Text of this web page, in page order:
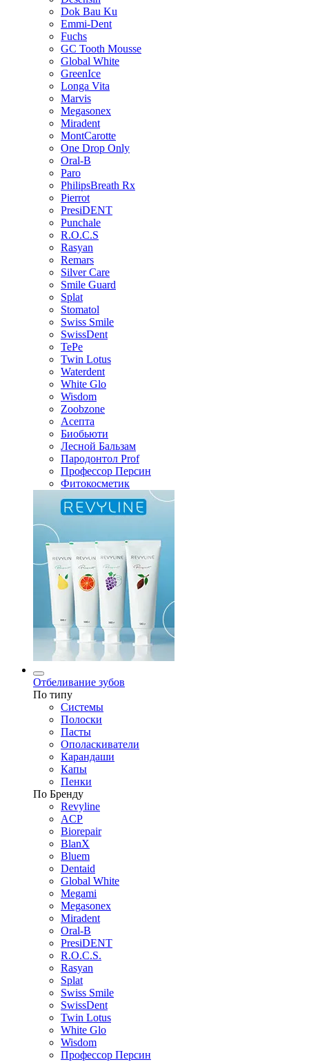
Dok Bau Ku
Emmi-Dent
Fuchs
GC Tooth Mousse
Global White
GreenIce
Longa Vita
Marvis
Megasonex
Miradent
MontCarotte
One Drop Only
Oral-B
Paro
PhilipsBreath Rx
Pierrot
PresiDENT
Punchale
R.O.C.S
Rasyan
Remars
Silver Care
Smile Guard
Splat
Stomatol
Swiss Smile
SwissDent
TePe
Twin Lotus
Waterdent
White Glo
Wisdom
Zoobzone
Асепта
Биобьюти
Лесной Бальзам
Пародонтол Prof
Профессор Персин
Фитокосметик
Отбеливание зубов
По типу
Системы
Полоски
Пасты
Ополаскиватели
Карандаши
Капы
Пенки
По Бренду
Revyline
ACP
Biorepair
BlanX
Bluem
Dentaid
Global White
Megami
Megasonex
Miradent
Oral-B
PresiDENT
R.O.C.S.
Rasyan
Splat
Swiss Smile
SwissDent
Twin Lotus
White Glo
Wisdom
Профессор Персин